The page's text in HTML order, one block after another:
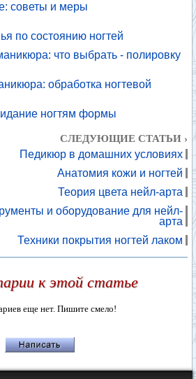
советы и меры
по состоянию ногтей
что выбрать - полировку
обработка ногтевой
ногтям формы
СЛЕДУЮЩИЕ СТАТЬИ ›
Педикюр в домашних условиях
Анатомия кожи и ногтей
Теория цвета нейл-арта
и оборудование для нейл-
арта
Техники покрытия ногтей лаком
к этой статье
еще нет. Пишите смело!